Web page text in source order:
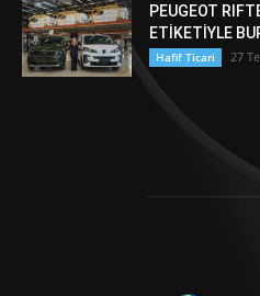
PEUGEOT
ETİKETİYLE
Hafif Ticari 27